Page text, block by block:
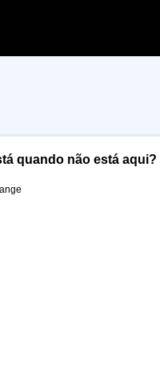
quando não está aqui?